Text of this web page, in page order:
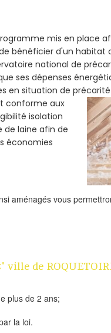
mis en place
de bénéficier d'un
national de
ses dépenses
en situation de
conforme aux
isolation
de laine afin de
économies
aménagés vous
de
plus de 2 ans;
la loi.